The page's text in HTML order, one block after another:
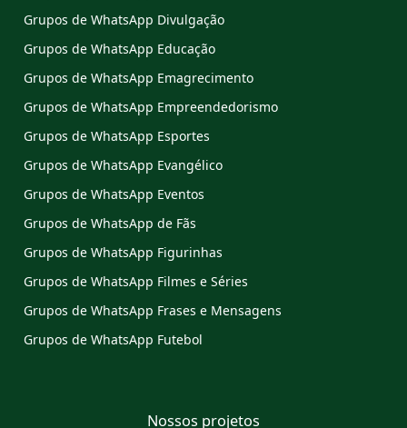
Grupos de WhatsApp Divulgação
Grupos de WhatsApp Educação
Grupos de WhatsApp Emagrecimento
Grupos de WhatsApp Empreendedorismo
Grupos de WhatsApp Esportes
Grupos de WhatsApp Evangélico
Grupos de WhatsApp Eventos
Grupos de WhatsApp de Fãs
Grupos de WhatsApp Figurinhas
Grupos de WhatsApp Filmes e Séries
Grupos de WhatsApp Frases e Mensagens
Grupos de WhatsApp Futebol
Nossos projetos